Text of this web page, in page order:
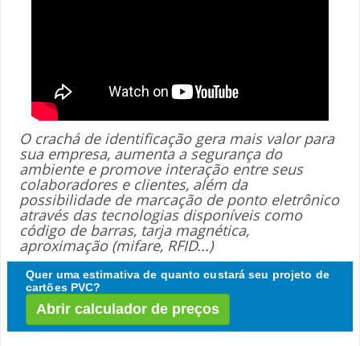
O crachá de identificação gera mais valor para
sua empresa, aumenta a segurança do
ambiente e promove interação entre seus
colaboradores e clientes, além da
possibilidade de marcação de ponto eletrônico
através das tecnologias disponíveis como
código de barras, tarja magnética,
aproximação (mifare, RFID...)
Quer uma estimativa de quanto custará seu projeto de
cartões PVC?
Abrir calculador de preços